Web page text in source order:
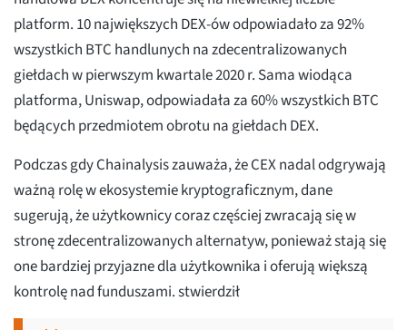
platform. 10 największych DEX-ów odpowiadało za 92%
wszystkich BTC handlunych na zdecentralizowanych
giełdach w pierwszym kwartale 2020 r. Sama wiodąca
platforma, Uniswap, odpowiadała za 60% wszystkich BTC
będących przedmiotem obrotu na giełdach DEX.
Podczas gdy Chainalysis zauważa, że CEX nadal odgrywają
ważną rolę w ekosystemie kryptograficznym, dane
sugerują, że użytkownicy coraz częściej zwracają się w
stronę zdecentralizowanych alternatyw, ponieważ stają się
one bardziej przyjazne dla użytkownika i oferują większą
kontrolę nad funduszami. stwierdził